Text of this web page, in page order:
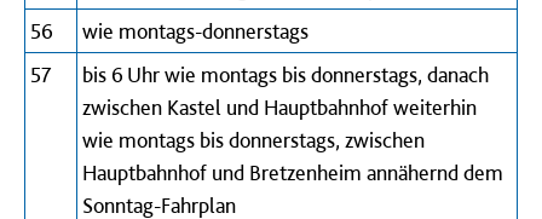
56
wie montags-donnerstags
57
bis 6 Uhr wie montags bis donnerstags, danach
zwischen Kastel und Hauptbahnhof weiterhin
wie montags bis donnerstags, zwischen
Hauptbahnhof und Bretzenheim annähernd dem
Sonntag-Fahrplan